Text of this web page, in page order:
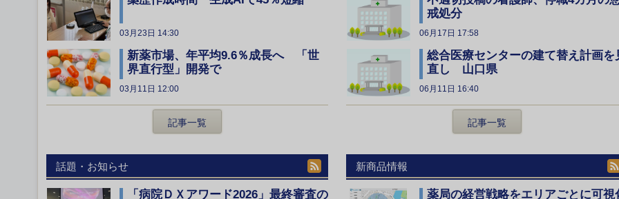
03月23日 14:30
新薬市場、年平均9.6％成長へ 「世
界直行型」開発で
03月11日 12:00
記事一覧
戒処分
06月17日 17:58
総合医療センターの建て替え計画を
直し 山口県
06月11日 16:40
記事一覧
話題・お知らせ
「病院ＤＸアワード2026」最終審査の
新商品情報
薬局の経営戦略をエリアごとに可視